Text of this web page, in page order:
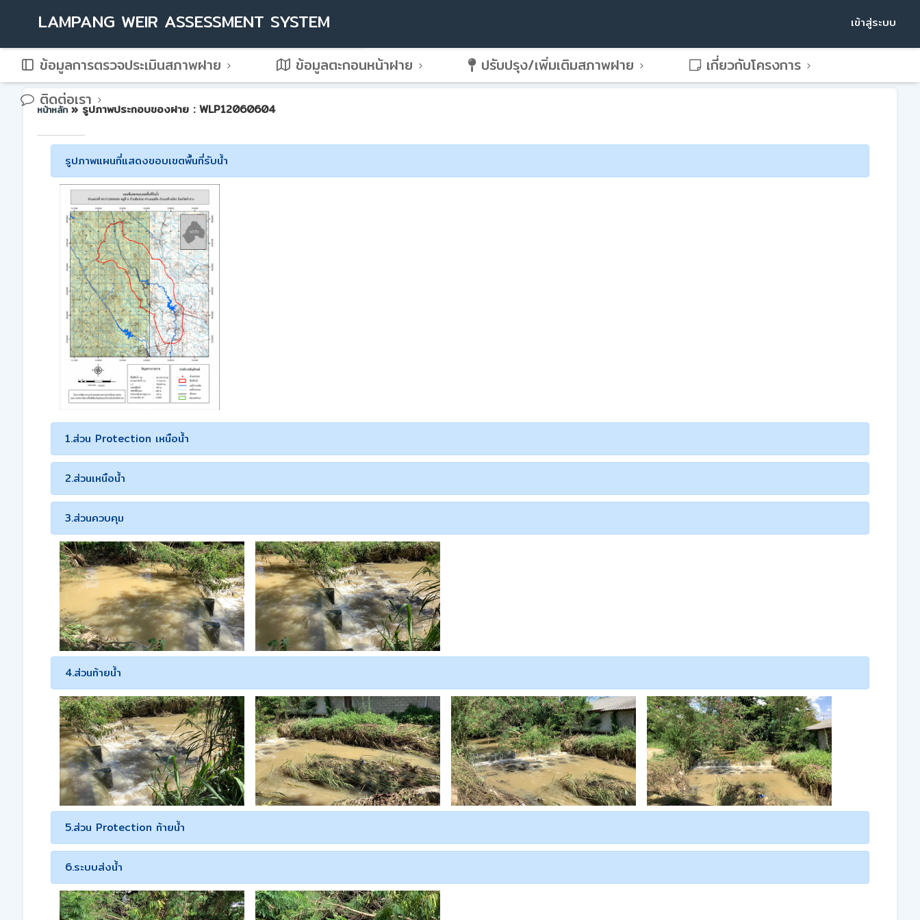
LAMPANG WEIR ASSESSMENT SYSTEM เข้าสู่ระบบ
ข้อมูลการตรวจประเมินสภาพฝาย ข้อมูลตะกอนหน้าฝาย ปรับปรุง/เพิ่มเติมสภาพฝาย
เกี่ยวกับโครงการ
ติดต่อเรา
หน้าหลัก » รูปภาพประกอบของฝาย : WLP12060604
รูปภาพแผนที่แสดงขอบเขตพื้นที่รับน้ำ
1.ส่วน Protection เหนือน้ำ
2.ส่วนเหนือน้ำ
3.ส่วนควบคุม
4.ส่วนท้ายน้ำ
5.ส่วน Protection ท้ายน้ำ
6.ระบบส่งน้ำ